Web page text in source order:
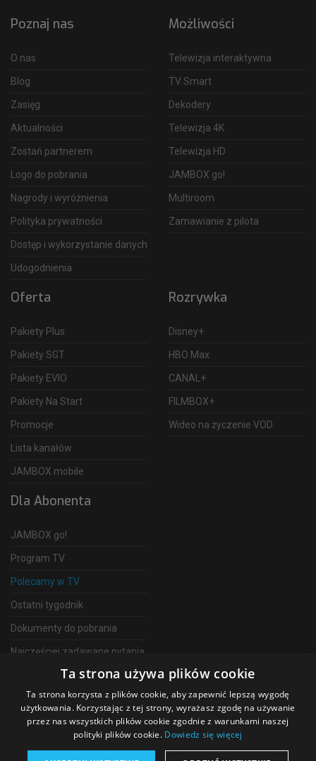
Poznaj nas
O nas
Blog
Zasięg
Aktualności
Zostań partnerem
Logo do pobrania
Nagrody i wyróżnienia
Polityka prywatności
Dostęp i wykorzystanie danych
Udogodnienia
Możliwości
Telewizja interaktywna
TV Smart
Dekodery
Telewizja 4K
Telewizja HD
JAMBOX go!
Multiroom
Zamawianie z pilota
Oferta
Pakiety Plus
Pakiety SGT
Pakiety EVIO
Pakiety Na Start
Promocje
Lista kanałów
JAMBOX mobile
Rozrywka
Disney+
HBO Max
CANAL+
FILMBOX+
Wideo na życzenie VOD
Dla Abonenta
JAMBOX go!
Program TV
Polecamy w TV
Ostatni tygodnik
Dokumenty do pobrania
Najczęściej zadawane pytania
Telewizja Światłowodowa
Ta strona używa plików cookie
Ta strona korzysta z plików cookie, aby zapewnić lepszą wygodę
użytkowania. Korzystając z tej strony, wyrażasz zgodę na używanie
przez nas wszystkich plików cookie zgodnie z warunkami naszej
polityki plików cookie. Dowiedz się więcej